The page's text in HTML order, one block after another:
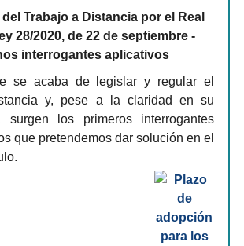
Trabajo a Distancia por el Real
28/2020, de 22 de septiembre -
interrogantes aplicativos
se acaba de legislar y regular el
y, pese a la claridad en su
surgen los primeros interrogantes
que pretendemos dar solución en el